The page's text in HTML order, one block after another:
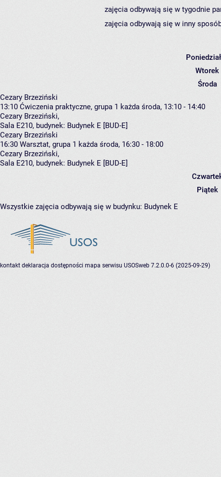
zajęcia odbywają się w tygodnie
zajęcia odbywają się w inny
Wtorek
Środa
Cezary Brzeziński
13:10 Ćwiczenia praktyczne, grupa 1 każda środa, 13:10 - 14:40
Cezary Brzeziński,
Sala E210, budynek: Budynek E [BUD-E]
Cezary Brzeziński
16:30 Warsztat, grupa 1 każda środa, 16:30 - 18:00
Cezary Brzeziński,
Sala E210, budynek: Budynek E [BUD-E]
Piątek
Wszystkie zajęcia odbywają się w budynku: Budynek E
kontakt deklaracja dostępności mapa serwisu USOSweb 7.2.0.0-6 (2025-09-29)